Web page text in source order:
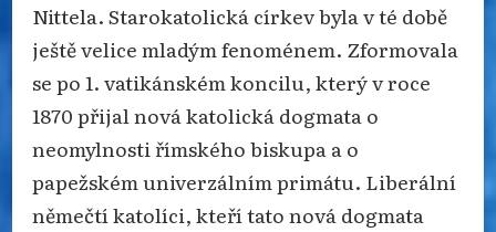
Nittela. Starokatolická církev byla v té době
ještě velice mladým fenoménem. Zformovala
se po 1. vatikánském koncilu, který v roce
1870 přijal nová katolická dogmata o
neomylnosti římského biskupa a o
papežském univerzálním primátu. Liberální
němečtí katolíci, kteří tato nová dogmata